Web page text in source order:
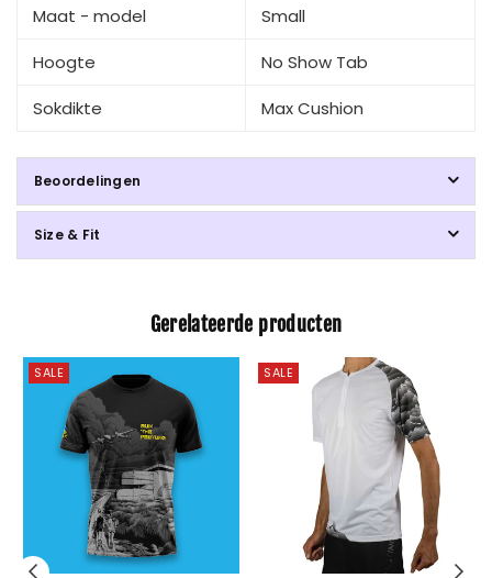
Maat - model
Small
Hoogte
No Show Tab
Sokdikte
Max Cushion
Beoordelingen
Size & Fit
Gerelateerde producten
SALE SALE